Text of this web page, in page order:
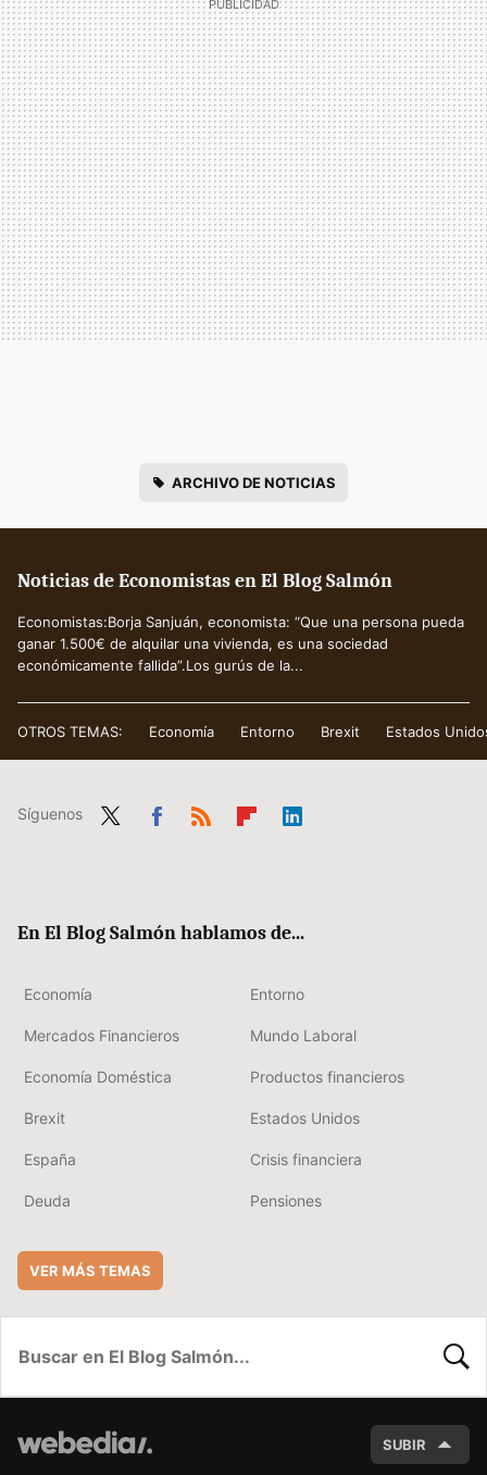
ARCHIVO DE NOTICIAS
Noticias de Economistas en El Blog Salmón
Economistas:Borja Sanjuán, economista: “Que una persona pueda
ganar 1.500€ de alquilar una vivienda, es una sociedad
económicamente fallida”.Los gurús de la...
OTROS TEMAS: Economía Entorno Brexit Estados
Síguenos
En El Blog Salmón hablamos de...
Economía Entorno
Mercados Financieros Mundo Laboral
Economía Doméstica Productos financieros
Brexit Estados Unidos
España Crisis financiera
Deuda Pensiones
VER MÁS TEMAS
SUBIR